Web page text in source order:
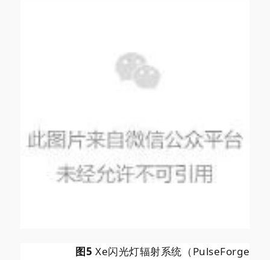
图5 Xe闪光灯辐射系统（PulseForge